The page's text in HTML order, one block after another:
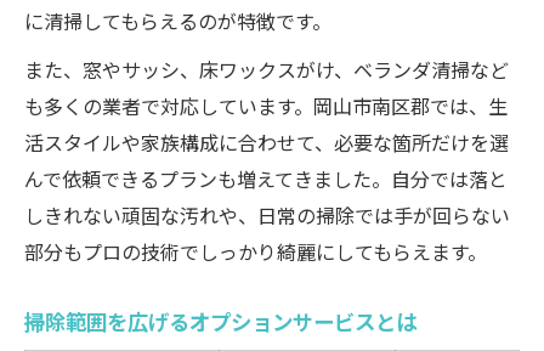
に清掃してもらえるのが特徴です。
また、窓やサッシ、床ワックスがけ、ベランダ清掃など
も多くの業者で対応しています。岡山市南区郡では、生
活スタイルや家族構成に合わせて、必要な箇所だけを選
んで依頼できるプランも増えてきました。自分では落と
しきれない頑固な汚れや、日常の掃除では手が回らない
部分もプロの技術でしっかり綺麗にしてもらえます。
掃除範囲を広げるオプションサービスとは